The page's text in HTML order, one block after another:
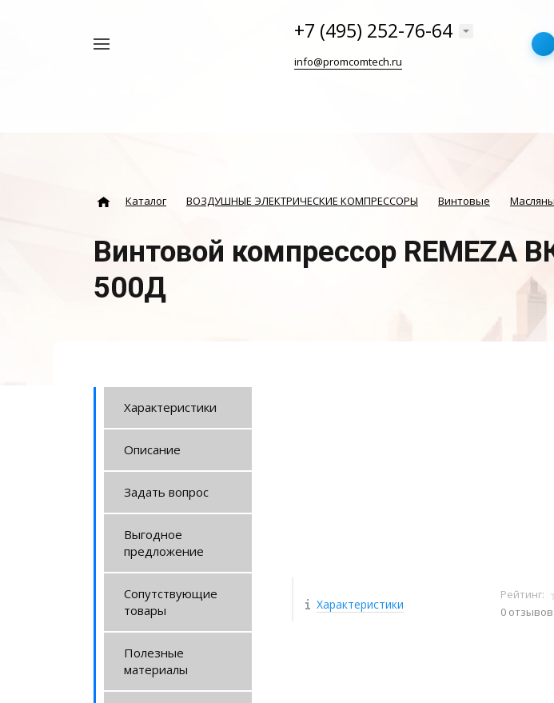
+7 (495) 252-76-64
info@promcomtech.ru
Каталог ВОЗДУШНЫЕ ЭЛЕКТРИЧЕСКИЕ КОМПРЕССОРЫ Винтовые
Винтовой компрессор REMEZA
500Д
Характеристики
Описание
Задать вопрос
Выгодное
предложение
Сопутствующие
товары
Полезные
материалы
Характеристики
Рейтинг:
0 отзывов